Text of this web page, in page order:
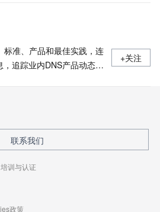
标准、产品和最佳实践，连
追踪业内DNS产品动态，
+关注
联系我们
培训与认证
政策